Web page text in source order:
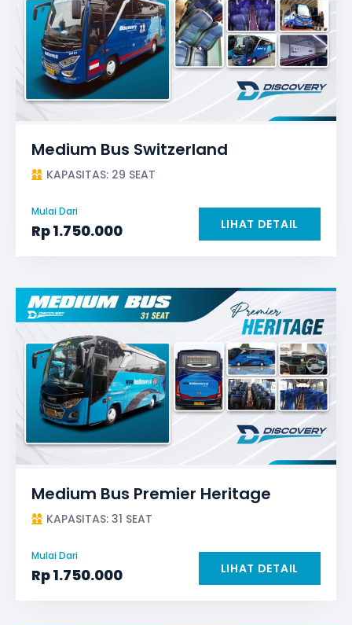
Medium Bus Switzerland
KAPASITAS: 29 SEAT
Mulai Dari
Rp1.750.000 LIHAT DETAIL
Medium Bus Premier Heritage
KAPASITAS: 31 SEAT
Mulai Dari
Rp1.750.000 LIHAT DETAIL